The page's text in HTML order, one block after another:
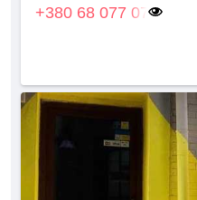
+380 68 077 07